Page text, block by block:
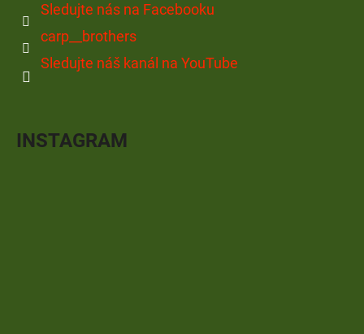
Sledujte nás na Facebooku
carp__brothers
Sledujte náš kanál na YouTube
INSTAGRAM